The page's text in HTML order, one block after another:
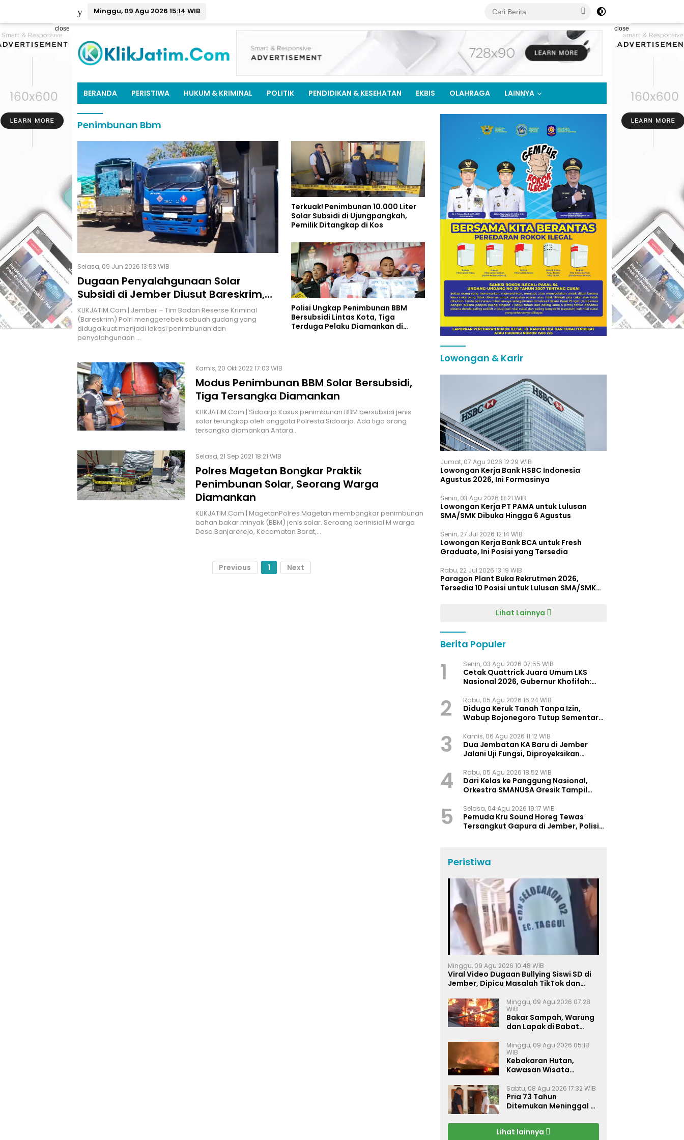
Minggu, 09 Agu 2026 15:14 WIB
close close
BERANDA PERISTIWA HUKUM & KRIMINAL POLITIK PENDIDIKAN & KESEHATAN EKBIS OLAHRAGA LAINNYA
Penimbunan Bbm
Selasa, 09 Jun 2026 13:53 WIB
Dugaan Penyalahgunaan Solar
Subsidi di Jember Diusut Bareskrim,
Truk Tangki Disita
KLIKJATIM.Com | Jember – Tim Badan Reserse Kriminal
(Bareskrim) Polri menggerebek sebuah gudang yang
diduga kuat menjadi lokasi penimbunan dan
penyalahgunaan …
Terkuak! Penimbunan 10.000 Liter
Solar Subsidi di Ujungpangkah,
Pemilik Ditangkap di Kos
Polisi Ungkap Penimbunan BBM
Bersubsidi Lintas Kota, Tiga
Terduga Pelaku Diamankan di
Kamis, 20 Okt 2022 17:03 WIB
Modus Penimbunan BBM Solar Bersubsidi,
Tiga Tersangka Diamankan
KLIKJATIM.Com | Sidoarjo Kasus penimbunan BBM bersubsidi jenis
solar terungkap oleh anggota Polresta Sidoarjo. Ada tiga orang
tersangka diamankan.Antara…
Selasa, 21 Sep 2021 18:21 WIB
Polres Magetan Bongkar Praktik
Penimbunan Solar, Seorang Warga
Diamankan
KLIKJATIM.Com | MagetanPolres Magetan membongkar penimbunan
bahan bakar minyak (BBM) jenis solar. Seroang berinisial M warga
Desa Banjarerejo, Kecamatan Barat,…
Previous 1 Next
Lowongan & Karir
Jumat, 07 Agu 2026 12:29 WIB
Lowongan Kerja Bank HSBC Indonesia
Agustus 2026, Ini Formasinya
Senin, 03 Agu 2026 13:21 WIB
Lowongan Kerja PT PAMA untuk Lulusan
SMA/SMK Dibuka Hingga 6 Agustus
Senin, 27 Jul 2026 12:14 WIB
Lowongan Kerja Bank BCA untuk Fresh
Graduate, Ini Posisi yang Tersedia
Rabu, 22 Jul 2026 13:19 WIB
Paragon Plant Buka Rekrutmen 2026,
Tersedia 10 Posisi untuk Lulusan SMA/SMK
Lihat Lainnya
Berita Populer
1 Senin, 03 Agu 2026 07:55 WIB
Cetak Quattrick Juara Umum LKS
Nasional 2026, Gubernur Khofifah:
Indonesia
2 Rabu, 05 Agu 2026 16:24 WIB
Diduga Keruk Tanah Tanpa Izin,
Wabup Bojonegoro Tutup Sementara
3 Kamis, 06 Agu 2026 11:12 WIB
Dua Jembatan KA Baru di Jember
Jalani Uji Fungsi, Diproyeksikan
4 Rabu, 05 Agu 2026 18:52 WIB
Dari Kelas ke Panggung Nasional,
Orkestra SMANUSA Gresik Tampil
2026
5 Selasa, 04 Agu 2026 19:17 WIB
Pemuda Kru Sound Horeg Tewas
Tersangkut Gapura di Jember, Polisi
Peristiwa
Minggu, 09 Agu 2026 10:48 WIB
Viral Video Dugaan Bullying Siswi SD di
Jember, Dipicu Masalah TikTok dan
Minggu, 09 Agu 2026 07:28
WIB
Bakar Sampah, Warung
dan Lapak di Babat
Api
Minggu, 09 Agu 2026 05:18
WIB
Kebakaran Hutan,
Kawasan Wisata
Total
Sabtu, 08 Agu 2026 17:32 WIB
Pria 73 Tahun
Ditemukan Meninggal di
Sumenep
Lihat lainnya